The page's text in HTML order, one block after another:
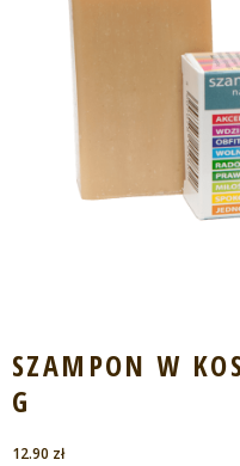
SZAMPON W
G
12.90 zł